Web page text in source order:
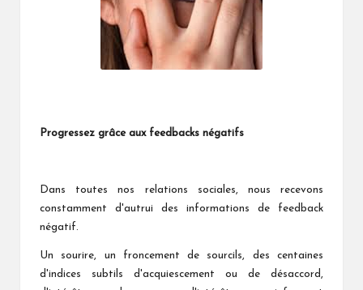
Progressez grâce aux feedbacks négatifs
Dans toutes nos relations sociales, nous recevons
constamment d'autrui des informations de feedback
négatif.
Un sourire, un froncement de sourcils, des centaines
d'indices subtils d'acquiescement ou de désaccord,